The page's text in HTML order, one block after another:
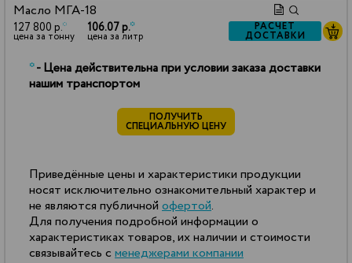
Масло МГА-18
127 800 р.*
цена за тонну
106.07 р.*
цена за литр
РАСЧЕТ
ДОСТАВКИ
*- Цена действительна при условии заказа доставки
нашим транспортом
ПОЛУЧИТЬ
СПЕЦИАЛЬНУЮ ЦЕНУ
Приведённые цены и характеристики продукции
носят исключительно ознакомительный характер и
не являются публичной офертой.
Для получения подробной информации о
характеристиках товаров, их наличии и стоимости
связывайтесь с менеджерами компании